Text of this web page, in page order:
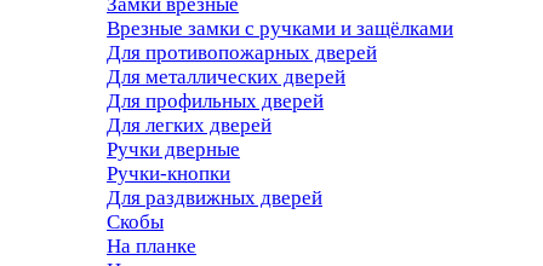
Врезные замки с ручками и защёлками
Для противопожарных дверей
Для металлических дверей
Для профильных дверей
Для легких дверей
Ручки дверные
Ручки-кнопки
Для раздвижных дверей
Скобы
На планке